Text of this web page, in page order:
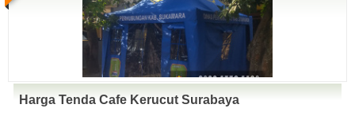
Harga Tenda Cafe Kerucut Surabaya